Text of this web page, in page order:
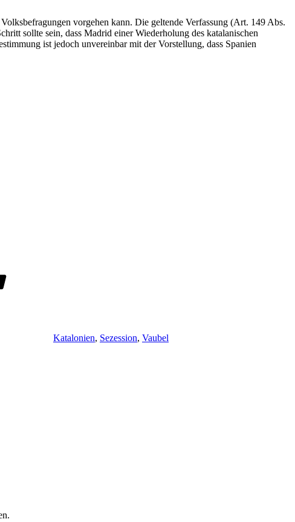
vorgehen kann. Die geltende Verfassung (Art. 149 Abs.
sollte sein, dass Madrid einer Wiederholung des katalanischen
ist jedoch unvereinbar mit der Vorstellung, dass Spanien
Katalonien, Sezession, Vaubel